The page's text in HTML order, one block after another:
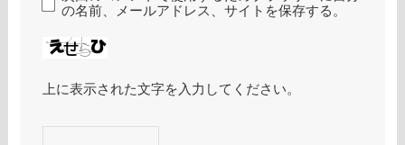
の名前、メールアドレス、サイトを保存する。
上に表示された文字を入力してください。